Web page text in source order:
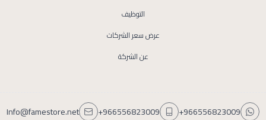
التوظيف
عرض سعر الشركات
عن الشركة
+966556823009
+966556823009
Info@famestore.net